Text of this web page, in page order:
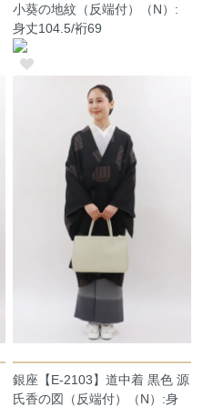
小葵の地紋（反端付）（N）:
身丈104.5/裄69
銀座【E-2103】道中着 黒色 源
氏香の図（反端付）（N）:身